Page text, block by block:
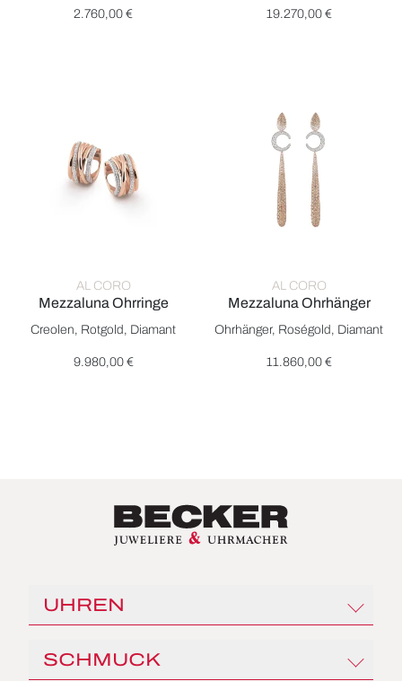
2.760,00 € 19.270,00 €
AL CORO
Mezzaluna Ohrringe
Al Coro Mezzaluna Ohrringe, Ref: E1915, Preis: 9.980,00 €
Creolen, Rotgold, Diamant
9.980,00 €
AL CORO
Mezzaluna Ohrhänger
Al Coro Mezzaluna
Ohrhänger, Roségold, Diamant
11.860,00 €
UHREN
SCHMUCK